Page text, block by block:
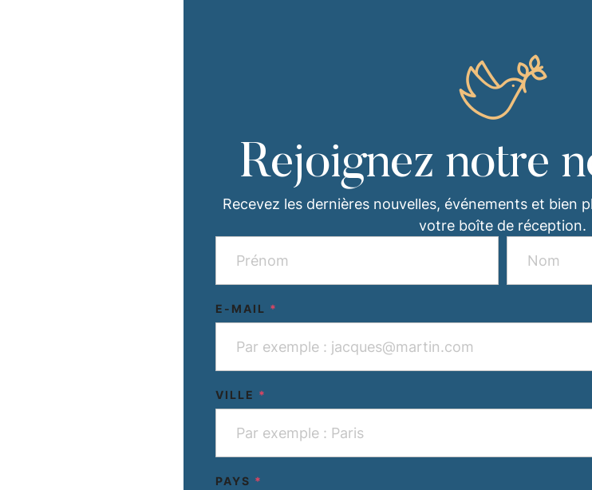
Rejoignez notre
Recevez les dernières nouvelles, événements et bien
votre boîte de réception.
E-MAIL *
VILLE *
PAYS *